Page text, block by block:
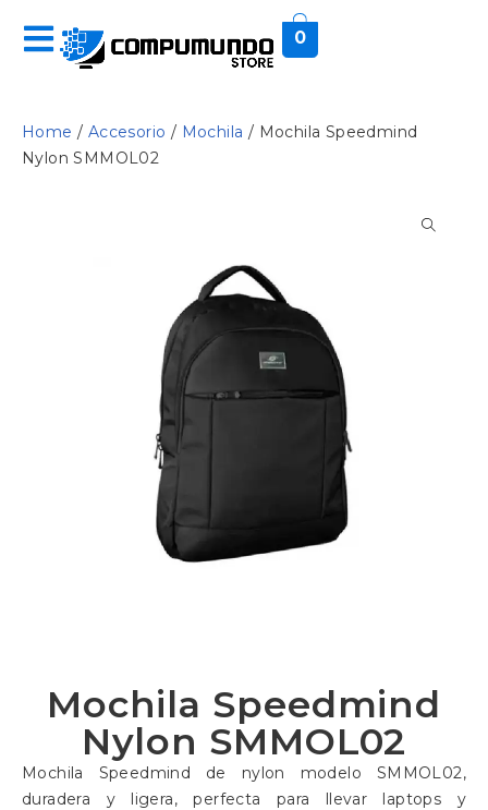
0
Home / Accesorio / Mochila / Mochila Speedmind
Nylon SMMOL02
Mochila Speedmind
Nylon SMMOL02
Mochila Speedmind de nylon modelo SMMOL02,
duradera y ligera, perfecta para llevar laptops y